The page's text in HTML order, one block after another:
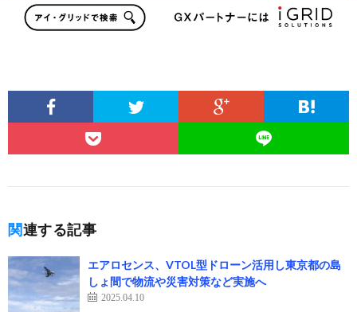
関連する記事
エアロセンス、VTOL型ドローン活用し東京都の島
しょ間で物流や災害対策など実施へ
2025.04.10